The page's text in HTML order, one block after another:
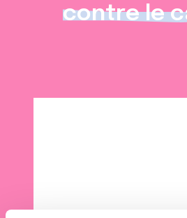
contre le